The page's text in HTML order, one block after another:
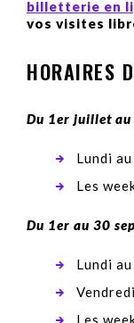
billetterie en
vos visites
HORAIRES
Du 1er juillet
Lundi
Les
Du 1er au 30
Lundi
Les